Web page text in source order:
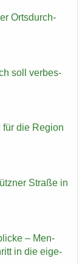
Orts­durch­
soll ver­bes­
für die Re­gi­on
Stra­ße in
– Men­
in die ei­ge­